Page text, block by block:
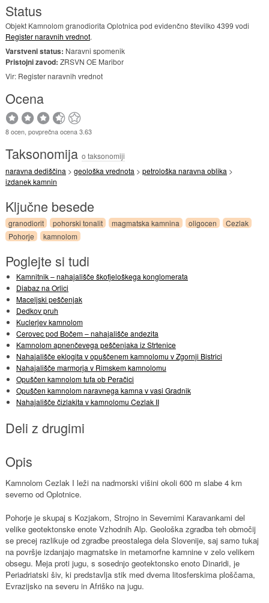
Status
Objekt Kamnolom granodiorita Oplotnica pod evidenčno številko 4399 vodi
Register naravnih vrednot.
Varstveni status: Naravni spomenik
Pristojni zavod: ZRSVN OE Maribor
Vir: Register naravnih vrednot
Ocena
8 ocen, povprečna ocena 3.63
Taksonomija o taksonomiji
naravna dediščina > geološka vrednota > petrološka naravna oblika >
izdanek kamnin
Ključne besede
granodiorit pohorski tonalit magmatska kamnina oligocen
Cezlak
Pohorje
kamnolom
Poglejte si tudi
Kamnitnik – nahajališče škofjeloškega konglomerata
Diabaz na Orlici
Maceljski peščenjak
Dedkov pruh
Kuclerjev kamnolom
Cerovec pod Bočem – nahajališče andezita
Kamnolom apnenčevega peščenjaka iz Strtenice
Nahajališče eklogita v opuščenem kamnolomu v Zgornji Bistrici
Nahajališče marmorja v Rimskem kamnolomu
Opuščen kamnolom tufa ob Peračici
Opuščen kamnolom naravnega kamna v vasi Gradnik
Nahajališče čizlakita v kamnolomu Cezlak II
Deli z drugimi
Opis
Kamnolom Cezlak I leži na nadmorski višini okoli 600 m slabe 4 km
severno od Oplotnice.
Pohorje je skupaj s Kozjakom, Strojno in Severnimi Karavankami del
velike geotektonske enote Vzhodnih Alp. Geološka zgradba teh območij
se precej razlikuje od zgradbe preostalega dela Slovenije, saj samo tukaj
na površje izdanjajo magmatske in metamorfne kamnine v zelo velikem
obsegu. Meja proti jugu, s sosednjo geotektonsko enoto Dinaridi, je
Periadriatski šiv, ki predstavlja stik med dvema litosferskima ploščama,
Evrazijsko na severu in Afriško na jugu.